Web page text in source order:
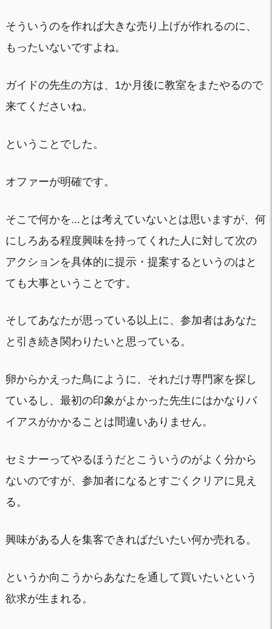
そういうのを作れば大きな売り上げが作れるのに、
もったいないですよね。
ガイドの先生の方は、1か月後に教室をまたやるので
来てくださいね。
ということでした。
オファーが明確です。
そこで何かを...とは考えていないとは思いますが、何
にしろある程度興味を持ってくれた人に対して次の
アクションを具体的に提示・提案するというのはと
ても大事ということです。
そしてあなたが思っている以上に、参加者はあなた
と引き続き関わりたいと思っている。
卵からかえった鳥にように、それだけ専門家を探し
ているし、最初の印象がよかった先生にはかなりバ
イアスがかかることは間違いありません。
セミナーってやるほうだとこういうのがよく分から
ないのですが、参加者になるとすごくクリアに見え
る。
興味がある人を集客できればだいたい何か売れる。
というか向こうからあなたを通して買いたいという
欲求が生まれる。